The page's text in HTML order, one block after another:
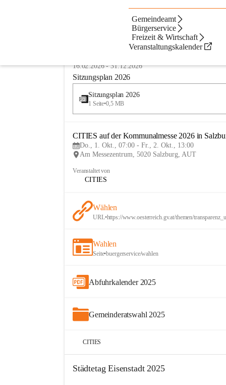
Gemeindeamt
Bürgerservice
Freizeit & Wirtschaft
Veranstaltungskalender
Amtstafel Artikel
16.02.2026-31.12.2026
Sitzungsplan 2026
Sitzungsplan 2026
1 Seite•0,5 MB
CITIES auf der Kommunalmesse 2026 in
Do., 1. Okt., 07:00 - Fr., 2. Okt., 13:00
Am Messezentrum, 5020 Salzburg, AUT
Veranstaltet von
CITIES
Wählen
URL•
Wahlen
Seite•buergerservice/wahlen
Abfuhrkalender 2025
Gemeinderatswahl 2025
CITIES
Städtetag Eisenstadt 2025